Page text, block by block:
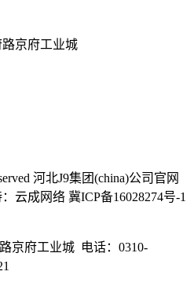
京府工业城
河北J9集团(china)公司官网
云成网络 冀ICP备16028274号-1
京府工业城 电话：0310-